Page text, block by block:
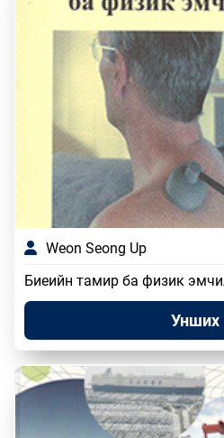
Weon Seong Up
Биеийн тамир ба физик
Унших